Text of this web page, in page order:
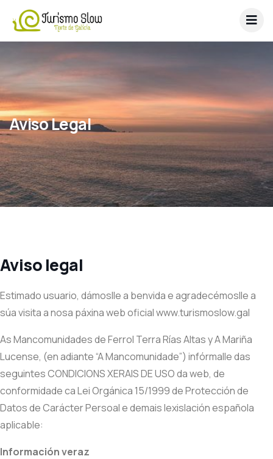
Aviso Legal
Aviso legal
Estimado usuario, dámoslle a benvida e agradecémoslle a
súa visita a nosa páxina web oficial www.turismoslow.gal
As Mancomunidades de Ferrol Terra Rías Altas y A Mariña
Lucense, (en adiante “A Mancomunidade”) infórmalle das
seguintes CONDICIONS XERAIS DE USO da web, de
conformidade ca Lei Orgánica 15/1999 de Protección de
Datos de Carácter Persoal e demais lexislación española
aplicable:
Información veraz